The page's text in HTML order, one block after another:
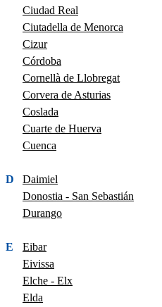
Ciudad Real
Ciutadella de Menorca
Cizur
Córdoba
Cornellà de Llobregat
Corvera de Asturias
Coslada
Cuarte de Huerva
Cuenca
D
Daimiel
Donostia - San Sebastián
Durango
E
Eibar
Eivissa
Elche - Elx
Elda